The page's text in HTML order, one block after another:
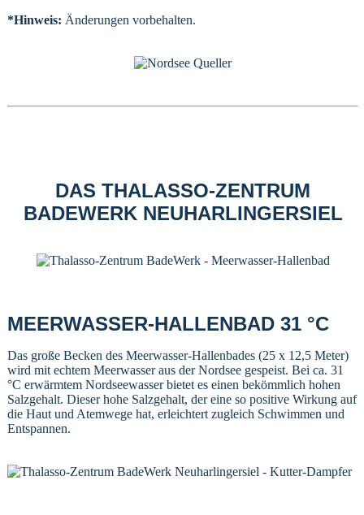
*Hinweis: Änderungen vorbehalten.
DAS THALASSO-ZENTRUM
BADEWERK NEUHARLINGERSIEL
MEERWASSER-HALLENBAD 31 °C
Das große Becken des Meerwasser-Hallenbades (25 x 12,5 Meter)
wird mit echtem Meerwasser aus der Nordsee gespeist. Bei ca. 31
°C erwärmtem Nordseewasser bietet es einen bekömmlich hohen
Salzgehalt. Dieser hohe Salzgehalt, der eine so positive Wirkung auf
die Haut und Atemwege hat, erleichtert zugleich Schwimmen und
Entspannen.